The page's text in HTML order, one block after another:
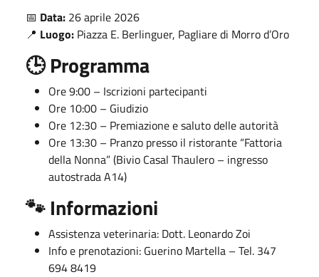
📅 Data: 26 aprile 2026
📍 Luogo: Piazza E. Berlinguer, Pagliare di Morro d’Oro
🕒 Programma
Ore 9:00 – Iscrizioni partecipanti
Ore 10:00 – Giudizio
Ore 12:30 – Premiazione e saluto delle autorità
Ore 13:30 – Pranzo presso il ristorante “Fattoria
della Nonna” (Bivio Casal Thaulero – ingresso
autostrada A14)
🐾 Informazioni
Assistenza veterinaria: Dott. Leonardo Zoi
Info e prenotazioni: Guerino Martella – Tel. 347
694 8419